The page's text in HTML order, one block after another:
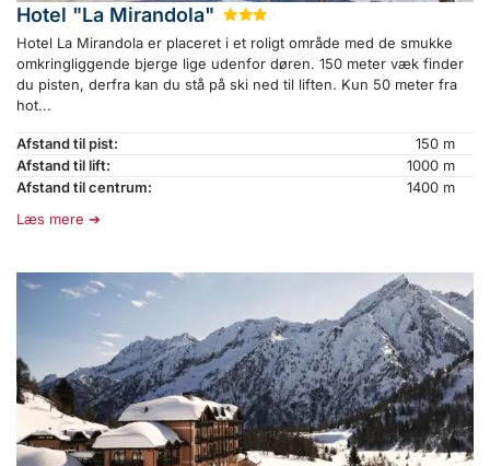
Hotel "La Mirandola" ★★
Hotel La Mirandola er placeret i et roligt område med de smukke
omkringliggende bjerge lige udenfor døren. 150 meter væk finder
du pisten, derfra kan du stå på ski ned til liften. Kun 50 meter fra
hot...
Afstand til pist:
150 m
Afstand til lift:
1000 m
Afstand til centrum:
1400 m
Læs mere